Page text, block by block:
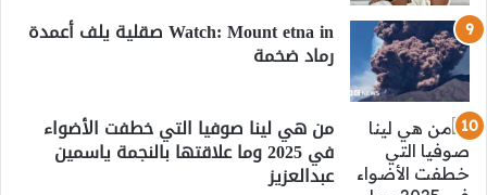
Watch: Mount etna in صقلية يلف أعمدة
رماد ضخمة
من هي لينا صوفيا التي خطفت الأضواء
في 2025 وما علاقتها بالنجمة ياسمين
عبدالعزيز